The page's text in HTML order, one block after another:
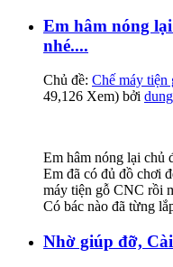
Em hâm nóng
nhé....
Chủ đề: Chế máy tiện
49,126 Xem) bởi
Em hâm nóng lại chủ
Em đã có đủ đồ chơi
máy tiện gỗ CNC rồi
Có bác nào đã từng
Nhờ giúp đỡ,